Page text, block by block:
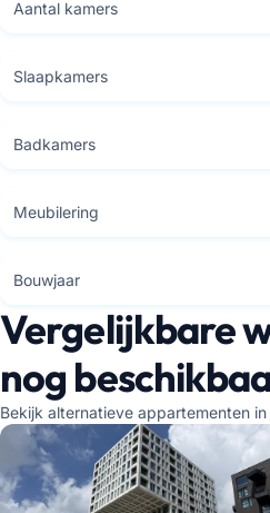
Aantal kamers
Slaapkamers
Badkamers
Meubilering
Bouwjaar
Vergelijkbare
nog
Bekijk alternatieve appartementen in